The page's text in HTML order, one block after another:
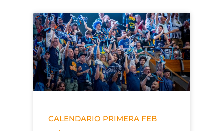
CALENDARIO PRIMERA FEB